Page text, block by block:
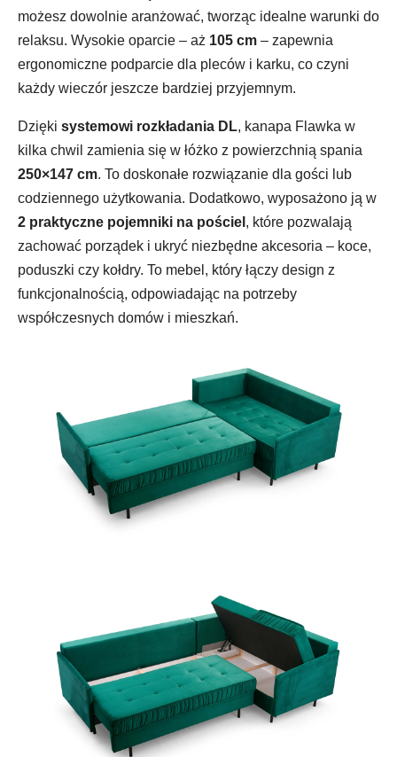
możesz dowolnie aranżować, tworząc idealne warunki do
relaksu. Wysokie oparcie – aż 105 cm – zapewnia
ergonomiczne podparcie dla pleców i karku, co czyni
każdy wieczór jeszcze bardziej przyjemnym.
Dzięki systemowi rozkładania DL, kanapa Flawka w
kilka chwil zamienia się w łóżko z powierzchnią spania
250×147 cm. To doskonałe rozwiązanie dla gości lub
codziennego użytkowania. Dodatkowo, wyposażono ją w
2 praktyczne pojemniki na pościel , które pozwalają
zachować porządek i ukryć niezbędne akcesoria – koce,
poduszki czy kołdry. To mebel, który łączy design z
funkcjonalnością, odpowiadając na potrzeby
współczesnych domów i mieszkań.